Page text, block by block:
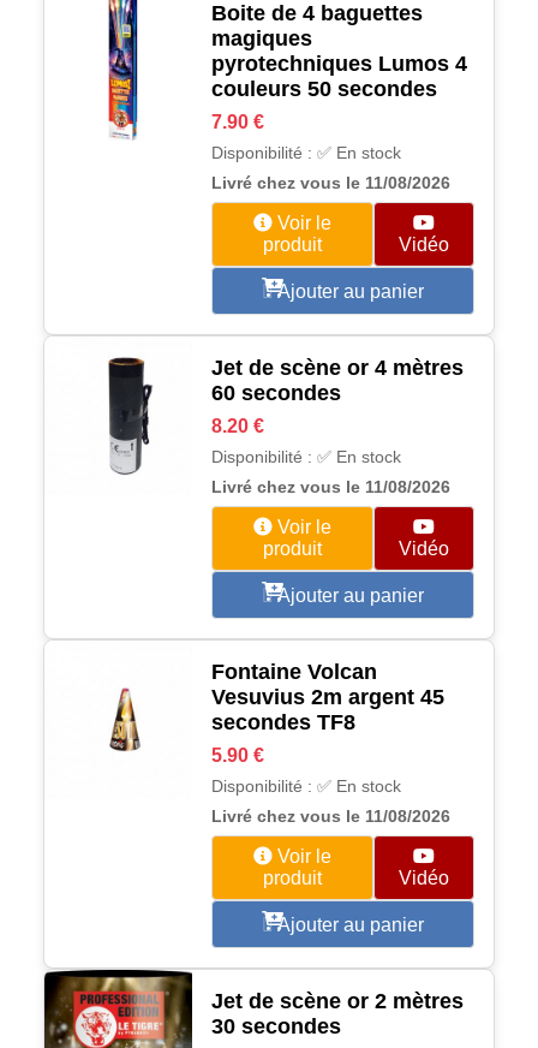
Boite de 4 baguettes
magiques
pyrotechniques Lumos 4
couleurs 50 secondes
7.90 €
Disponibilité : ✅ En stock
Livré chez vous le 11/08/2026
Voir le
produit
Vidéo
Ajouter au panier
Jet de scène or 4 mètres
60 secondes
8.20 €
Disponibilité : ✅ En stock
Livré chez vous le 11/08/2026
Voir le
produit
Vidéo
Ajouter au panier
Fontaine Volcan
Vesuvius 2m argent 45
secondes TF8
5.90 €
Disponibilité : ✅ En stock
Livré chez vous le 11/08/2026
Voir le
produit
Vidéo
Ajouter au panier
Jet de scène or 2 mètres
30 secondes